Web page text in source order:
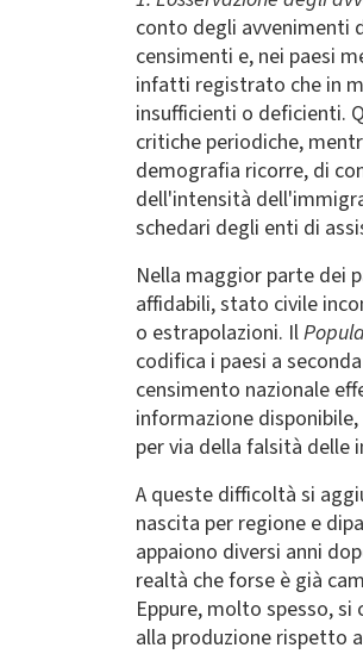
conto degli avvenimenti
censimenti e, nei paesi
infatti registrato che in
insufficienti o deficienti.
critiche periodiche,
demografia ricorre, di
dell'intensità
schedari degli enti di
Nella maggior parte dei
affidabili, stato civile
o estrapolazioni. Il
codifica i paesi a
censimento nazionale
informazione
per via della falsità
A queste difficoltà si
nascita per regione e
appaiono diversi anni
realtà che forse è già
Eppure, molto spesso,
alla produzione rispetto